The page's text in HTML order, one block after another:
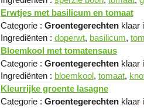
Erwtjes met basilicum en tomaat
Categorie : Groentegerechten klaar
Ingrediënten : doperwt, basilicum,
Bloemkool met tomatensaus
Categorie : Groentegerechten klaar
Ingrediënten : bloemkool, tomaat,
Kleurrijke groente lasagne
Categorie : Groentegerechten klaar